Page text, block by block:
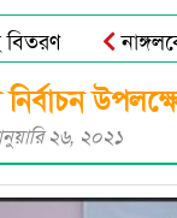
নিউট্রিশন,
২৬, ২০২১